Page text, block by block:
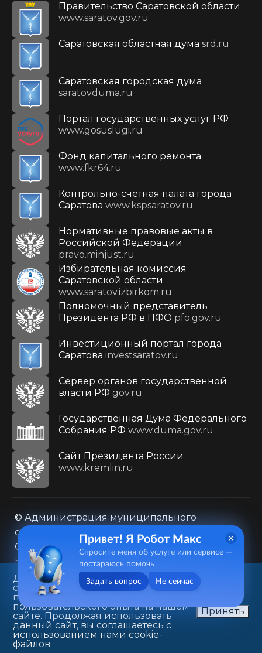
Правительство Саратовской области
www.saratov.gov.ru
Саратовская областная дума srd.ru
Саратовская городская дума
saratovduma.ru
Портал государственных услуг РФ
www.gosuslugi.ru
Фонд капитального ремонта
www.fkr64.ru
Контрольно-счетная палата города
Саратова www.kspsaratov.ru
Нормативные правовые акты в
Российской Федерации
pravo.minjust.ru
Избирательная комиссия
Саратовской области
www.saratov.izbirkom.ru
Полномочный представитель
Президента РФ в ПФО pfo.gov.ru
Инвестиционный портал города
Саратова investsaratov.ru
Сервер органов государственной
власти РФ gov.ru
Государственная Дума Федерального
Собрания РФ www.duma.gov.ru
Cайт Президента России
www.kremlin.ru
© Администрация муниципального
образования городского округа «Город
Саратов»
Контакты
Карта сайта
Политика в отношении обработки
персональных данных
410031, г. Саратов, ул. Первомайская, д. 78
+7(8452)26-02-49
Данный веб-сайт использует
cookie-файлы в целях
предоставления вам лучшего
пользовательского опыта на нашем
сайте. Продолжая использовать
данный сайт, вы соглашаетесь с
использованием нами cookie-
файлов.
Принять
Привет! Я Робот Макс
Спросите меня об услуге или сервисе —
постараюсь помочь
Задать вопрос Не сейчас